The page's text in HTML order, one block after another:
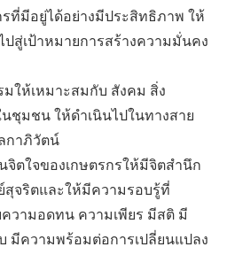
ที่มีอยู่ได้อย่างมีประสิทธิภาพ ให้
ปสู่เป้าหมายการสร้างความมั่นคง
ให้เหมาะสมกับ สังคม สิ่ง
ชุมชน ให้ดำเนินไปในทางสาย
กาภิวัตน์
จิตใจของเกษตรกรให้มีจิตสำนึก
จริตและให้มีความรอบรู้ที่
วามอดทน ความเพียร มีสติ มี
ความพร้อมต่อการเปลี่ยนแปลง